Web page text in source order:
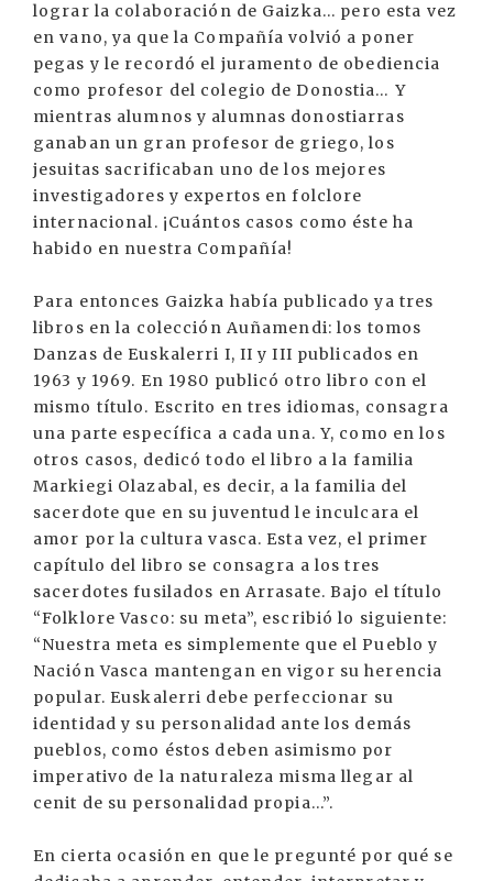
lograr la colaboración de Gaizka... pero esta vez
en vano, ya que la Compañía volvió a poner
pegas y le recordó el juramento de obediencia
como profesor del colegio de Donostia… Y
mientras alumnos y alumnas donostiarras
ganaban un gran profesor de griego, los
jesuitas sacrificaban uno de los mejores
investigadores y expertos en folclore
internacional. ¡Cuántos casos como éste ha
habido en nuestra Compañía!
Para entonces Gaizka había publicado ya tres
libros en la colección Auñamendi: los tomos
Danzas de Euskalerri I, II y III publicados en
1963 y 1969. En 1980 publicó otro libro con el
mismo título. Escrito en tres idiomas, consagra
una parte específica a cada una. Y, como en los
otros casos, dedicó todo el libro a la familia
Markiegi Olazabal, es decir, a la familia del
sacerdote que en su juventud le inculcara el
amor por la cultura vasca. Esta vez, el primer
capítulo del libro se consagra a los tres
sacerdotes fusilados en Arrasate. Bajo el título
“Folklore Vasco: su meta”, escribió lo siguiente:
“Nuestra meta es simplemente que el Pueblo y
Nación Vasca mantengan en vigor su herencia
popular. Euskalerri debe perfeccionar su
identidad y su personalidad ante los demás
pueblos, como éstos deben asimismo por
imperativo de la naturaleza misma llegar al
cenit de su personalidad propia...”.
En cierta ocasión en que le pregunté por qué se